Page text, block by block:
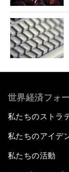
世界経済フォ
私たちのストラ
私たちのアイデ
私たちの活動